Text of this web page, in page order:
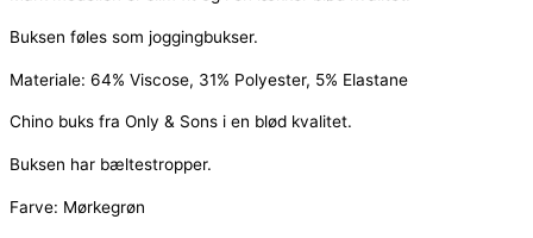
Buksen føles som joggingbukser.
Materiale: 64% Viscose, 31% Polyester, 5% Elastane
Chino buks fra Only & Sons i en blød kvalitet.
Buksen har bæltestropper.
Farve: Mørkegrøn